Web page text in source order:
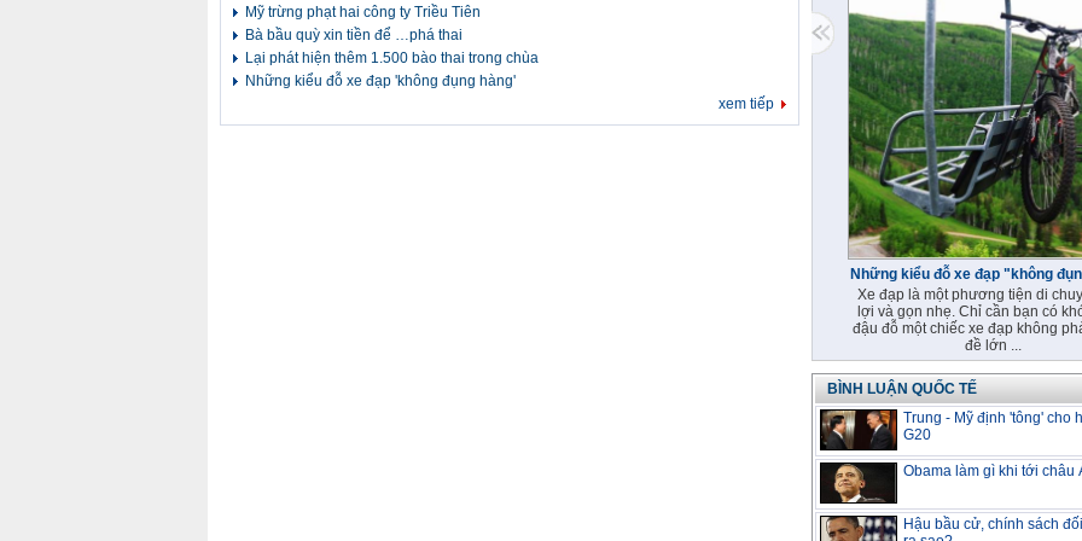
Mỹ trừng phạt hai công ty Triều Tiên
Bà bầu quỳ xin tiền để …phá thai
Lại phát hiện thêm 1.500 bào thai trong chùa
Những kiểu đỗ xe đạp 'không đụng hàng'
xem tiếp
Những kiểu đỗ xe đạp "không
Xe đạp là một phương tiện di
lợi và gọn nhẹ. Chỉ cần bạn có
đậu đỗ một chiếc xe đạp không
đề lớn ...
BÌNH LUẬN QUỐC TẾ
Trung - Mỹ định 'tông' cho
G20
Obama làm gì khi tới châu
Hậu bầu cử, chính sách